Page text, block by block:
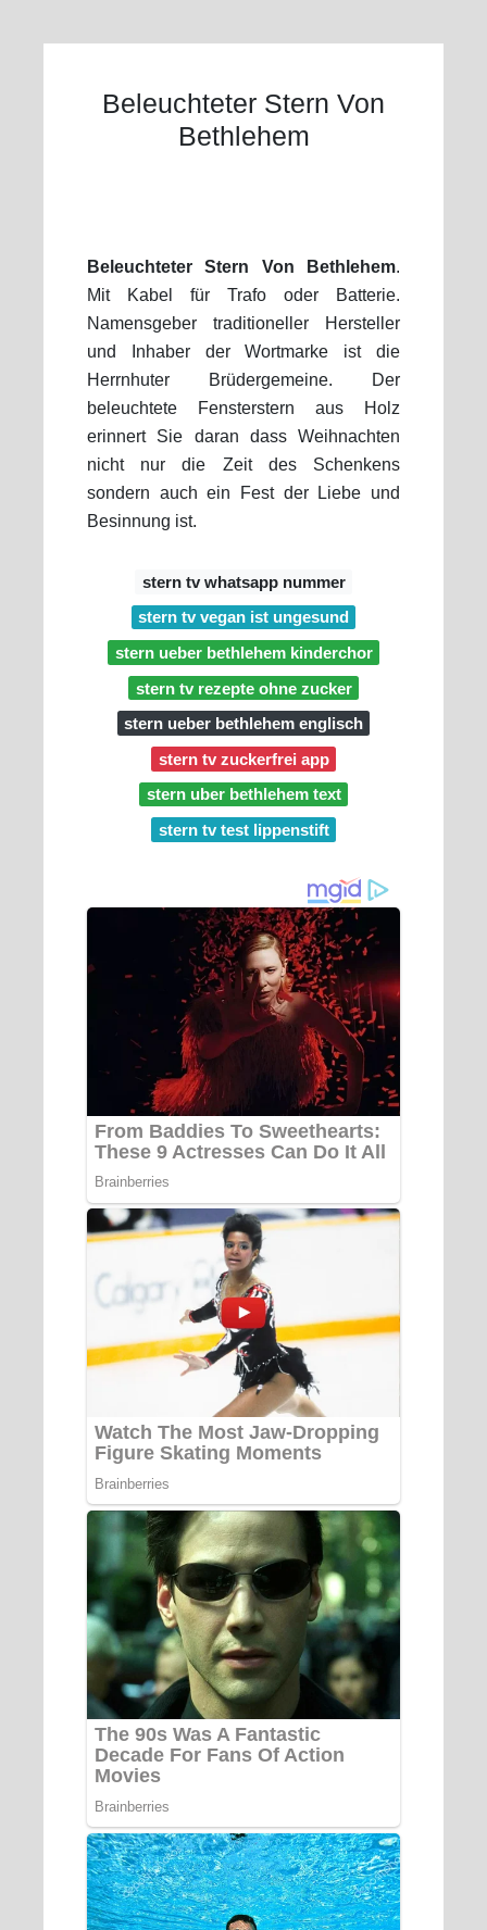
Beleuchteter Stern Von
Bethlehem
Beleuchteter Stern Von Bethlehem.
Mit Kabel für Trafo oder Batterie.
Namensgeber traditioneller Hersteller
und Inhaber der Wortmarke ist die
Herrnhuter Brüdergemeine. Der
beleuchtete Fensterstern aus Holz
erinnert Sie daran dass Weihnachten
nicht nur die Zeit des Schenkens
sondern auch ein Fest der Liebe und
Besinnung ist.
stern tv whatsapp nummer
stern tv vegan ist ungesund
stern ueber bethlehem kinderchor
stern tv rezepte ohne zucker
stern ueber bethlehem englisch
stern tv zuckerfrei app
stern uber bethlehem text
stern tv test lippenstift